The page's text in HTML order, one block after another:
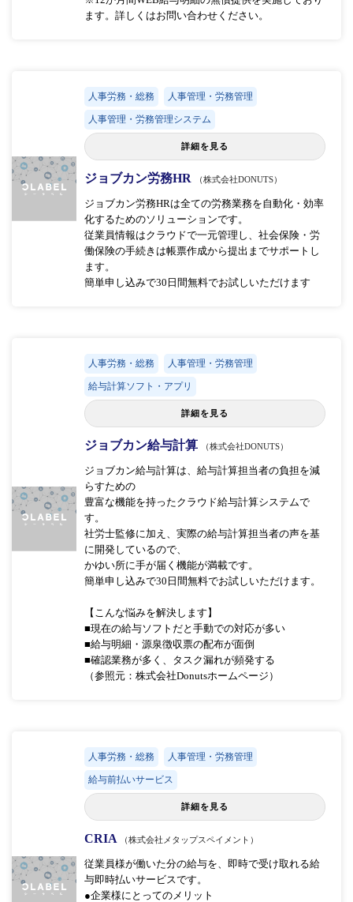
ます。詳しくはお問い合わせください。
人事労務・総務 人事管理・労務管理
人事管理・労務管理システム
詳細を見る
ジョブカン労務HR （株式会社DONUTS）
ジョブカン労務HRは全ての労務業務を自動化・効率
化するためのソリューションです。
従業員情報はクラウドで一元管理し、社会保険・労
働保険の手続きは帳票作成から提出までサポートし
ます。
簡単申し込みで30日間無料でお試しいただけます
人事労務・総務 人事管理・労務管理
給与計算ソフト・アプリ
詳細を見る
ジョブカン給与計算 （株式会社DONUTS）
ジョブカン給与計算は、給与計算担当者の負担を減
らすための
豊富な機能を持ったクラウド給与計算システムで
す。
社労士監修に加え、実際の給与計算担当者の声を基
に開発しているので、
かゆい所に手が届く機能が満載です。
簡単申し込みで30日間無料でお試しいただけます。
【こんな悩みを解決します】
■現在の給与ソフトだと手動での対応が多い
■給与明細・源泉徴収票の配布が面倒
■確認業務が多く、タスク漏れが頻発する
（参照元：株式会社Donutsホームページ）
人事労務・総務 人事管理・労務管理
給与前払いサービス
詳細を見る
CRIA （株式会社メタップスペイメント）
従業員様が働いた分の給与を、即時で受け取れる給
与即時払いサービスです。
●企業様にとってのメリット